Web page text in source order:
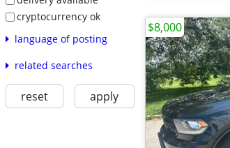
cryptocurrency ok
language of posting
related searches
reset apply
$8,000